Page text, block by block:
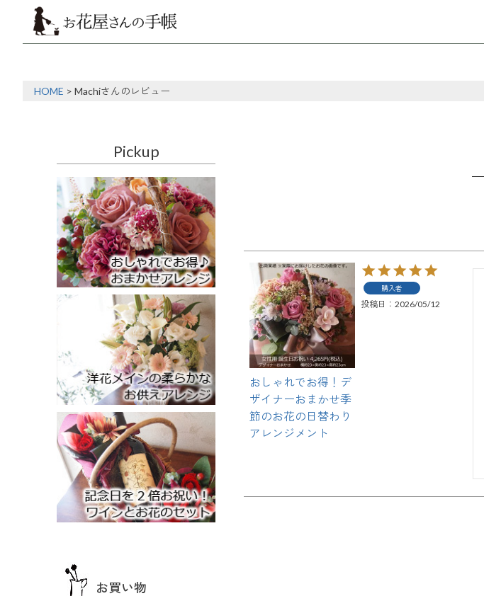
HOME Machiさんのレビュー
Pickup
お買い物
おしゃれでお得！デ
ザイナーおまかせ季
節のお花の日替わり
アレンジメント
購入者
投稿日 2026/05/12